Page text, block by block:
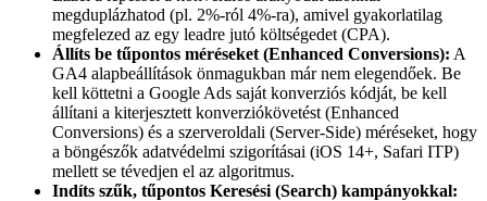
megduplázhatod (pl. 2%-ról 4%-ra), amivel gyakorlatilag
megfelezed az egy leadre jutó költségedet (CPA).
Állíts be tűpontos méréseket (Enhanced Conversions): A
GA4 alapbeállítások önmagukban már nem elegendőek. Be
kell köttetni a Google Ads saját konverziós kódját, be kell
állítani a kiterjesztett konverziókövetést (Enhanced
Conversions) és a szerveroldali (Server-Side) méréseket, hogy
a böngészők adatvédelmi szigorításai (iOS 14+, Safari ITP)
mellett se tévedjen el az algoritmus.
Indíts szűk, tűpontos Keresési (Search) kampányokkal: